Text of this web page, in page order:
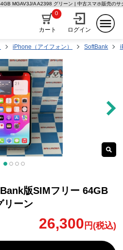
MGAV3J/A A2398 グリーン | 中古スマホ販売のサ
カート
0
ログイン
iPhone（アイフォン） SoftBank
版SIMフリー 64GB
リーン
26,300 円(税込)